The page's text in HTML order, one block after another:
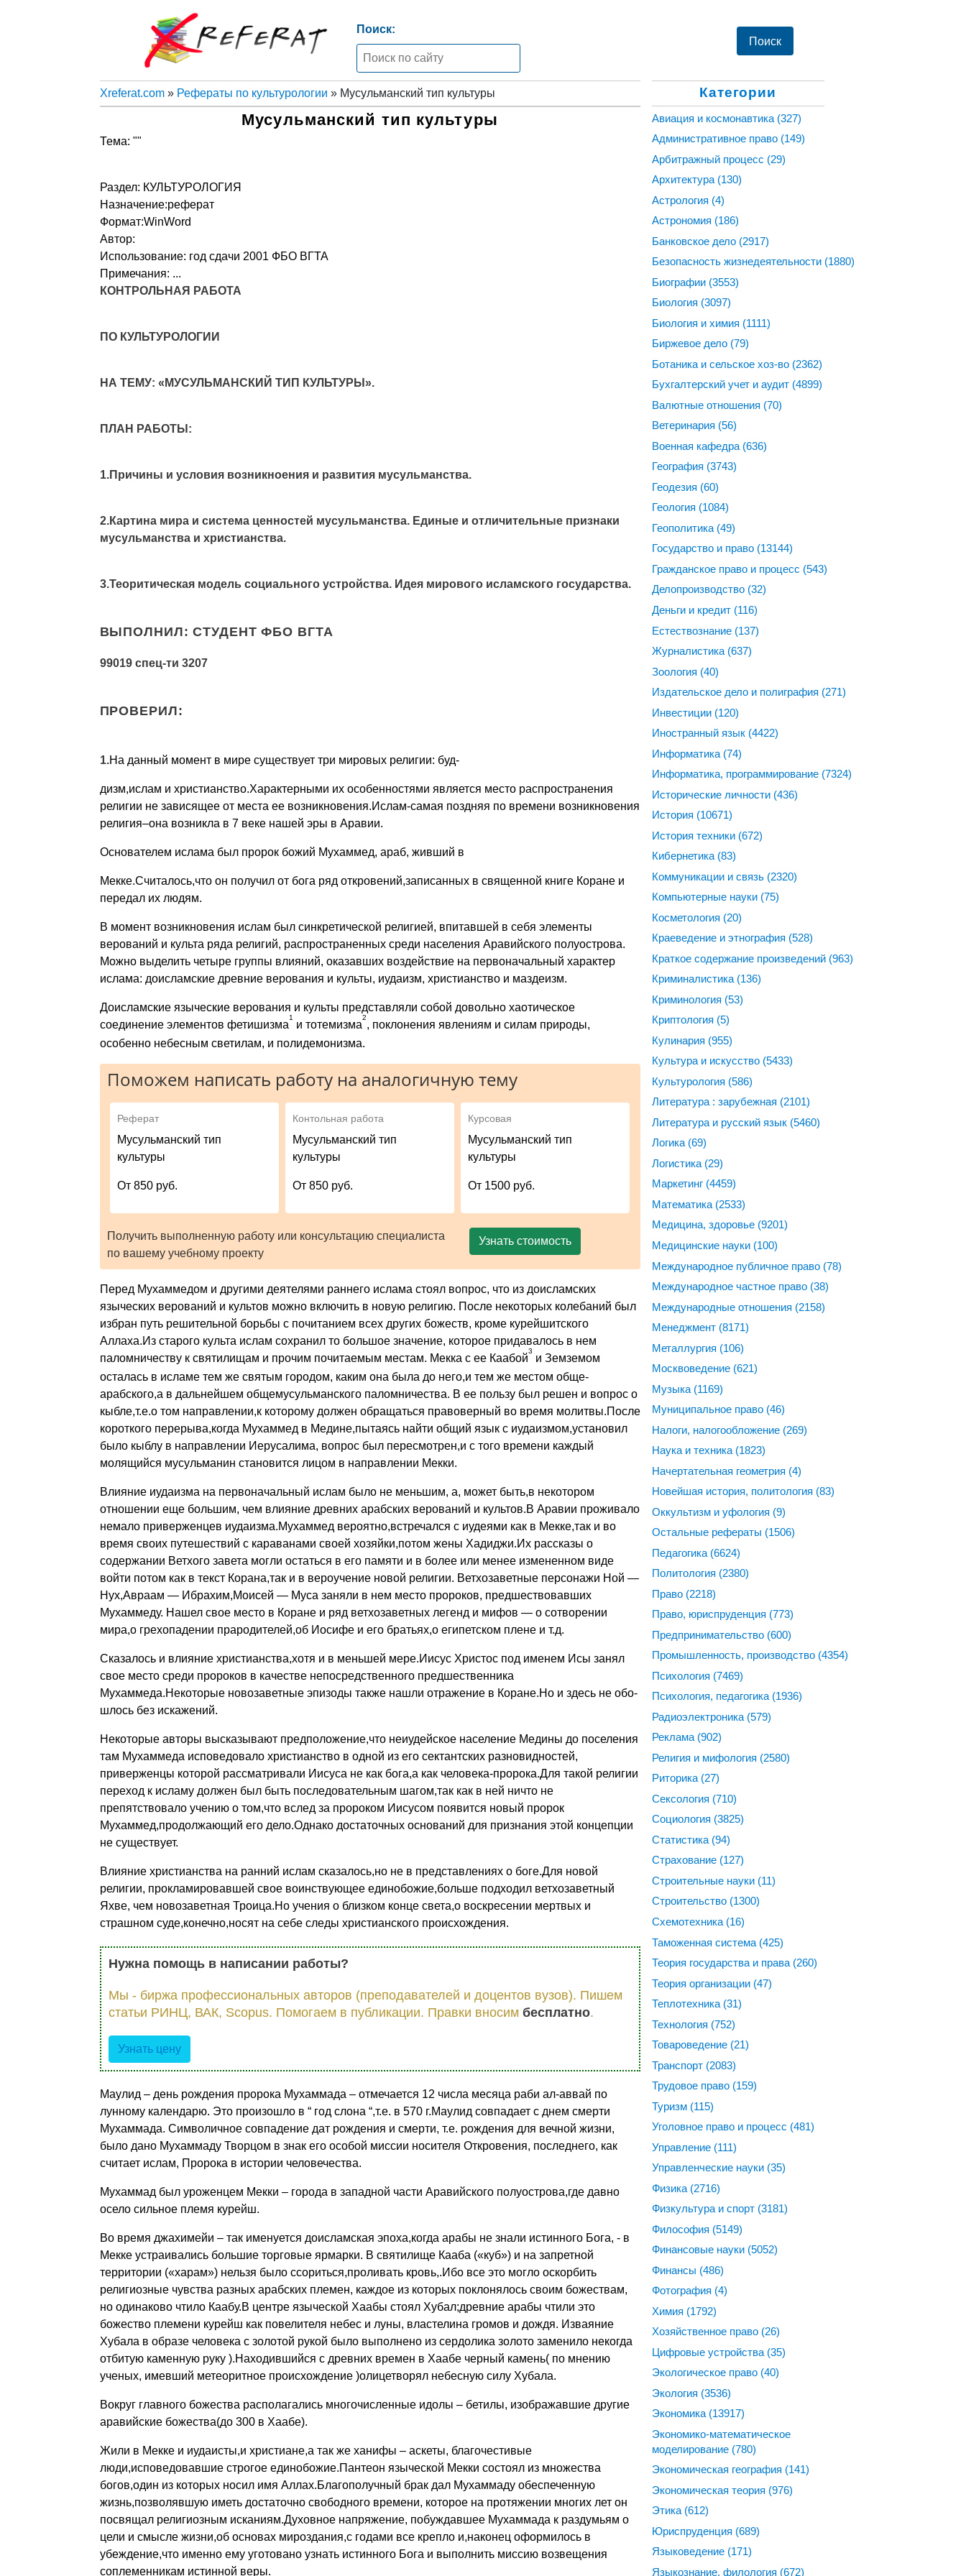
Поиск:
Xreferat.com» Рефераты по культурологии » Мусульманский тип культуры
Мусульманский тип культуры
Тема: ""
Раздел: КУЛЬТУРОЛОГИЯ
Назначение:реферат
Формат:WinWord
Автор:
Использование: год сдачи 2001 ФБО ВГТА
Примечания: ...
КОНТРОЛЬНАЯ РАБОТА
ПО КУЛЬТУРОЛОГИИ
НА ТЕМУ: «МУСУЛЬМАНСКИЙ ТИП КУЛЬТУРЫ».
ПЛАН РАБОТЫ:
1.Причины и условия возникноения и развития мусульманства.
2.Картина мира и система ценностей мусульманства. Единые и отличительные признаки
мусульманства и христианства.
3.Теоритическая модель социального устройства. Идея мирового исламского государства.
ВЫПОЛНИЛ: СТУДЕНТ ФБО ВГТА
99019 спец-ти 3207
ПРОВЕРИЛ:
1.На данный момент в мире существует три мировых религии: буд-
дизм,ислам и христианство.Характерными их особенностями является место распространения
религии не зависящее от места ее возникновения.Ислам-самая поздняя по времени возникновения
религия–она возникла в 7 веке нашей эры в Аравии.
Основателем ислама был пророк божий Мухаммед, араб, живший в
Мекке.Считалось,что он получил от бога ряд откровений,записанных в священной книге Коране и
передал их людям.
В момент возникновения ислам был синкретической религией, впитавшей в себя элементы
верований и куль­та ряда религий, распространенных среди населения Аравийского полуострова.
Можно выделить четыре группы влияний, оказавших воздействие на первона­чальный характер
ислама: доисламские древние веро­вания и культы, иудаизм, христианство и маздеизм.
Доисламские языческие верования и культы пред­ставляли собой довольно хаотическое
соединение эле­ментов фетишизма
1
и тотемизма
2
, поклонения явлениям и силам природы,
особенно небесным светилам, и поли­демонизма.
Поможем написать работу на аналогичную тему
Реферат
Мусульманский тип
культуры
От 850 руб.
Контольная работа
Мусульманский тип
культуры
От 850 руб.
Курсовая
Мусульманский тип
культуры
От 1500 руб.
Получить выполненную работу или консультацию специалиста
по вашему учебному проекту
Узнать стоимость
Перед Мухаммедом и другими деятелями раннего ислама стоял вопрос, что из доисламских
языческих ве­рований и культов можно включить в новую религию. После некоторых колебаний был
избран путь решитель­ной борьбы с почитанием всех других божеств, кроме курейшитского
Аллаха.Из старого культа ислам сохранил то большое зна­чение, которое придавалось в нем
паломничеству к свя­тилищам и прочим почитаемым местам. Мекка с ее Каа­бой
3
и Земземом
осталась в исламе тем же святым горо­дом, каким она была до него,и тем же местом обще­
арабского,а в дальнейшем общемусульманского палом­ничества. В ее пользу был решен и вопрос о
кыбле,т.е.о том направлении,к которому должен обращаться правоверный во время молитвы.После
короткого пере­рыва,когда Мухаммед в Медине,пытаясь найти общий язык с иудаизмом,установил
было кыблу в направле­нии Иерусалима, вопрос был пересмотрен,и с того вре­мени каждый
молящийся мусульманин становится ли­цом в направлении Мекки.
Влияние иудаизма на первоначальный ислам было не меньшим, а, может быть,в некотором
отношении еще большим, чем влияние древних арабских верований и культов.В Аравии проживало
немало приверженцев иудаизма.Мухам­мед вероятно,встречался с иудеями как в Мекке,так и во
время своих путешествий с караванами своей хо­зяйки,потом жены Хадиджи.Их рассказы о
содержании Ветхого завета могли остаться в его памяти и в более или менее измененном виде
войти потом как в текст Корана,так и в вероучение новой религии. Ветхозавет­ные персонажи Ной —
Нух,Авраам — Ибрахим,Мои­сей — Муса заняли в нем место пророков, предшество­вавших
Мухаммеду. Нашел свое место в Коране и ряд ветхозаветных легенд и мифов — о сотворении
мира,о грехопадении прародителей,об Иосифе и его братьях,о египетском плене и т.д.
Сказалось и влияние христианства,хотя и в мень­шей мере.Иисус Христос под именем Исы занял
свое место среди пророков в качестве непосредственного предше­ственника
Мухаммеда.Некоторые новозаветные эпизо­ды также нашли отражение в Коране.Но и здесь не обо­
шлось без искажений.
Некоторые авторы высказывают предположение,что неиудейское население Медины до поселения
там Му­хаммеда исповедовало христианство в одной из его сек­тантских разновидностей,
приверженцы которой рас­сматривали Иисуса не как бога,а как человека-проро­ка.Для такой религии
переход к исламу должен был быть последовательным шагом,так как в ней ничто не
препятствовало учению о том,что вслед за пророком Иисусом появится новый пророк
Мухаммед,продол­жающий его дело.Однако достаточных оснований для признания этой концепции
не существует.
Влияние христианства на ранний ислам сказалось,но не в представлениях о боге.Для новой
религии, прокламировавшей свое воинствующее единобожие,больше подходил ветхозаветный
Яхве, чем новозавет­ная Троица.Но учения о близком конце света,о вос­кресении мертвых и
страшном суде,конечно,носят на себе следы христианского происхождения.
Нужна помощь в написании работы?
Мы - биржа профессиональных авторов (преподавателей и доцентов вузов). Пишем
статьи РИНЦ, ВАК, Scopus. Помогаем в публикации. Правки вносим бесплатно.
Узнать цену
Маулид – день рождения пророка Мухаммада – отмечается 12 числа месяца раби ал-аввай по
лунному календарю. Это произошло в “ год слона “,т.е. в 570 г.Маулид совпадает с днем смерти
Мухаммада. Символичное совпадение дат рождения и смерти, т.е. рождения для вечной жизни,
было дано Мухаммаду Творцом в знак его особой миссии носителя Откровения, последнего, как
считает ислам, Пророка в истории человечества.
Мухаммад был уроженцем Мекки – города в западной части Аравийского полуострова,где давно
осело сильное племя курейш.
Во время джахимейи – так именуется доисламская эпоха,когда арабы не знали истинного Бога, - в
Мекке устраивались большие торговые ярмарки. В святилище Кааба («куб») и на запретной
территории («харам») нельзя было ссориться,проливать кровь,.Ибо все это могло оскорбить
религиозные чувства разных арабских племен, каждое из которых поклонялось своим божествам,
но одинаково чтило Каабу.В центре языческой Хаабы стоял Хубал;древние арабы чтили это
божество племени курейш как повелителя небес и луны, властелина громов и дождя. Изваяние
Хубала в образе человека с золотой рукой было выполнено из сердолика золото заменило некогда
отбитую каменную руку ).Находившийся с древних времен в Хаабе черный камень( по мнению
ученых, имевший метеоритное происхождение )олицетворял небесную силу Хубала.
Вокруг главного божества располагались многочисленные идолы – бетилы, изображавшие другие
аравийские божества(до 300 в Хаабе).
Жили в Мекке и иудаисты,и христиане,а так же ханифы – аскеты, благочестивые
люди,исповедовавшие строгое единобожие.Пантеон языческой Мекки состоял из множества
богов,один из которых носил имя Аллах.Благополучный брак дал Мухаммаду обеспеченную
жизнь,позволявшую иметь достаточно свободного времени, которое на протяжении многих лет он
посвящал религиозным исканиям.Духовное напряжение, побуждавшее Мухаммада к раздумьям о
цели и смысле жизни,об основах мироздания,с годами все крепло и,наконец оформилось в
убеждение,что именно ему уготовано узнать истинного Бога и выполнить миссию возвещения
соплеменникам истинной веры.
Категории
Авиация и космонавтика (327)
Административное право (149)
Арбитражный процесс (29)
Архитектура (130)
Астрология (4)
Астрономия (186)
Банковское дело (2917)
Безопасность жизнедеятельности (1880)
Биографии (3553)
Биология (3097)
Биология и химия (1111)
Биржевое дело (79)
Ботаника и сельское хоз-во (2362)
Бухгалтерский учет и аудит (4899)
Валютные отношения (70)
Ветеринария (56)
Военная кафедра (636)
География (3743)
Геодезия (60)
Геология (1084)
Геополитика (49)
Государство и право (13144)
Гражданское право и процесс (543)
Делопроизводство (32)
Деньги и кредит (116)
Естествознание (137)
Журналистика (637)
Зоология (40)
Издательское дело и полиграфия (271)
Инвестиции (120)
Иностранный язык (4422)
Информатика (74)
Информатика, программирование (7324)
Исторические личности (436)
История (10671)
История техники (672)
Кибернетика (83)
Коммуникации и связь (2320)
Компьютерные науки (75)
Косметология (20)
Краеведение и этнография (528)
Краткое содержание произведений (963)
Криминалистика (136)
Криминология (53)
Криптология (5)
Кулинария (955)
Культура и искусство (5433)
Культурология (586)
Литература : зарубежная (2101)
Литература и русский язык (5460)
Логика (69)
Логистика (29)
Маркетинг (4459)
Математика (2533)
Медицина, здоровье (9201)
Медицинские науки (100)
Международное публичное право (78)
Международное частное право (38)
Международные отношения (2158)
Менеджмент (8171)
Металлургия (106)
Москвоведение (621)
Музыка (1169)
Муниципальное право (46)
Налоги, налогообложение (269)
Наука и техника (1823)
Начертательная геометрия (4)
Новейшая история, политология (83)
Оккультизм и уфология (9)
Остальные рефераты (1506)
Педагогика (6624)
Политология (2380)
Право (2218)
Право, юриспруденция (773)
Предпринимательство (600)
Промышленность, производство (4354)
Психология (7469)
Психология, педагогика (1936)
Радиоэлектроника (579)
Реклама (902)
Религия и мифология (2580)
Риторика (27)
Сексология (710)
Социология (3825)
Статистика (94)
Страхование (127)
Строительные науки (11)
Строительство (1300)
Схемотехника (16)
Таможенная система (425)
Теория государства и права (260)
Теория организации (47)
Теплотехника (31)
Технология (752)
Товароведение (21)
Транспорт (2083)
Трудовое право (159)
Туризм (115)
Уголовное право и процесс (481)
Управление (111)
Управленческие науки (35)
Физика (2716)
Физкультура и спорт (3181)
Философия (5149)
Финансовые науки (5052)
Финансы (486)
Фотография (4)
Химия (1792)
Хозяйственное право (26)
Цифровые устройства (35)
Экологическое право (40)
Экология (3536)
Экономика (13917)
Экономико-математическое
моделирование (780)
Экономическая география (141)
Экономическая теория (976)
Этика (612)
Юриспруденция (689)
Языковедение (171)
Языкознание, филология (672)